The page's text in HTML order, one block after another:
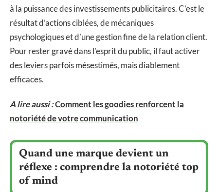
à la puissance des investissements publicitaires. C’est le
résultat d’actions ciblées, de mécaniques
psychologiques et d’une gestion fine de la relation client.
Pour rester gravé dans l’esprit du public, il faut activer
des leviers parfois mésestimés, mais diablement
efficaces.
A lire aussi :Comment les goodies renforcent la
notoriété de votre communication
Quand une marque devient un
réflexe : comprendre la notoriété top
of mind